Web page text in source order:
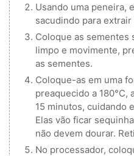
Usando uma peneira,
sacudindo para extrair
Coloque as sementes
limpo e movimente,
as sementes.
Coloque-as em uma
preaquecido a 180°C,
15 minutos, cuidando
Elas vão ficar
não devem dourar.
No processador,